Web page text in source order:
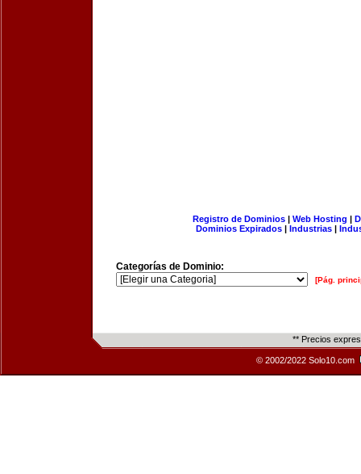
Registro de Dominios| Web Hosting |
Dominios Expirados | Industrias |
Categorías de Dominio:
[Pág.
** Precios
© 2002/2022 Solo10.com